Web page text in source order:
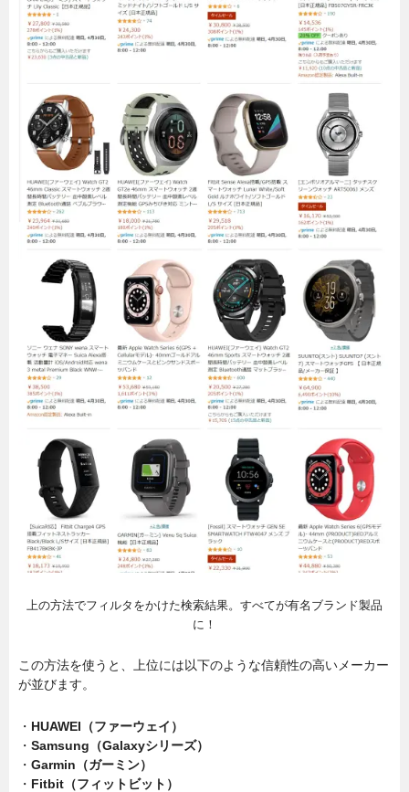
上の方法でフィルタをかけた検索結果。すべてが有名ブランド製品
に！
この方法を使うと、上位には以下のような信頼性の高いメーカー
が並びます。
・ HUAWEI（ファーウェイ）
・ Samsung（Galaxyシリーズ）
・ Garmin（ガーミン）
・ Fitbit（フィットビット）